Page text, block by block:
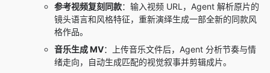
参考视频复刻同款：输入视频 URL，Agent 解析原片的
镜头语言和风格特征，重新演绎生成一部全新的同款风
格作品。
音乐生成 MV：上传音乐文件后，Agent 分析节奏与情
绪走向，自动生成匹配的视觉叙事并剪辑成片。